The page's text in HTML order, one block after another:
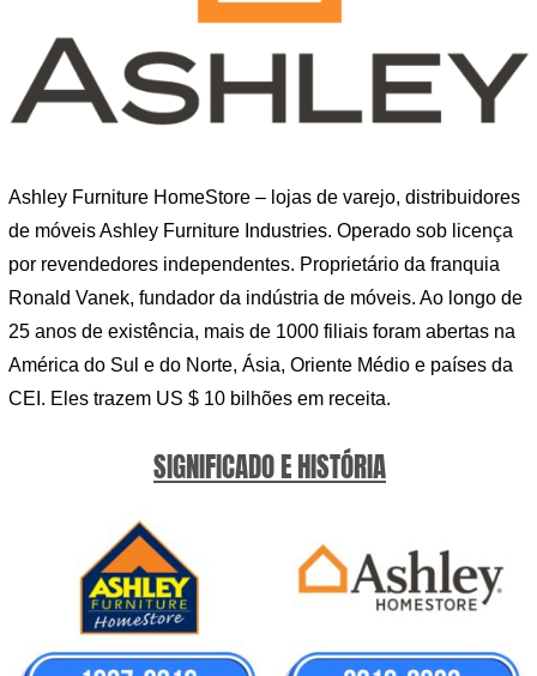
Ashley Furniture HomeStore – lojas de varejo, distribuidores
de móveis Ashley Furniture Industries. Operado sob licença
por revendedores independentes. Proprietário da franquia
Ronald Vanek, fundador da indústria de móveis. Ao longo de
25 anos de existência, mais de 1000 filiais foram abertas na
América do Sul e do Norte, Ásia, Oriente Médio e países da
CEI. Eles trazem US $ 10 bilhões em receita.
SIGNIFICADO E HISTÓRIA